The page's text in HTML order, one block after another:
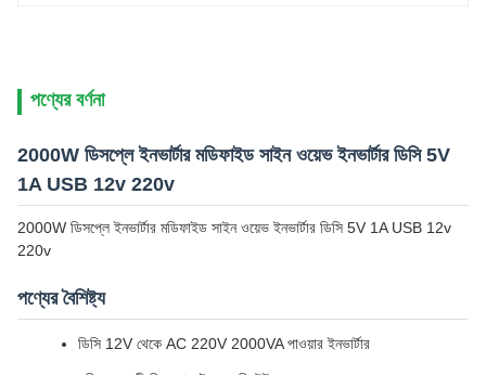
পণ্যের বর্ণনা
2000W ডিসপ্লে ইনভার্টার মডিফাইড সাইন ওয়েভ ইনভার্টার ডিসি 5V
1A USB 12v 220v
2000W ডিসপ্লে ইনভার্টার মডিফাইড সাইন ওয়েভ ইনভার্টার ডিসি 5V 1A USB 12v
220v
পণ্যের বৈশিষ্ট্য
ডিসি 12V থেকে AC 220V 2000VA পাওয়ার ইনভার্টার